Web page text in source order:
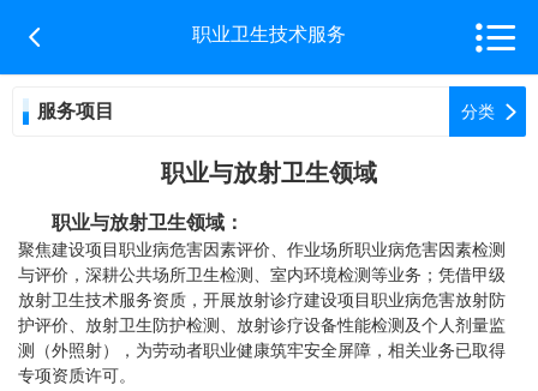
 职业卫生技术服务 
服务项目 分类 
职业与放射卫生领域
职业与放射卫生领域：
聚焦建设项目职业病危害因素评价、作业场所职业病危害因素检测
与评价，深耕公共场所卫生检测、室内环境检测等业务；凭借甲级
放射卫生技术服务资质，开展放射诊疗建设项目职业病危害放射防
护评价、放射卫生防护检测、放射诊疗设备性能检测及个人剂量监
测（外照射），为劳动者职业健康筑牢安全屏障，相关业务已取得
专项资质许可。